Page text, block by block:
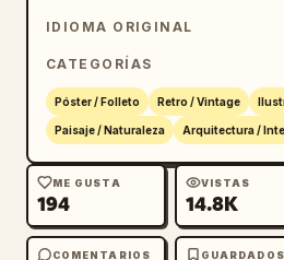
IDIOMA ORIGINAL
CATEGORÍAS
Póster / Folleto Retro / Vintage
Paisaje / Naturaleza Arquitectura /
ME GUSTA
194
VISTAS
14.8K
COMENTARIOS GUARDADOS